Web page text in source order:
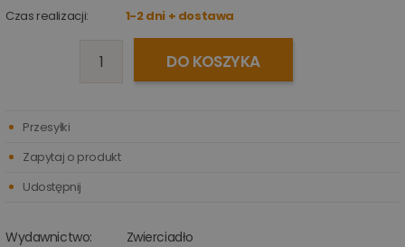
Czas realizacji:
1-2 dni + dostawa
DO KOSZYKA
Wydawnictwo:
Zwierciadło
Przesyłki
Zapytaj o produkt
Udostępnij